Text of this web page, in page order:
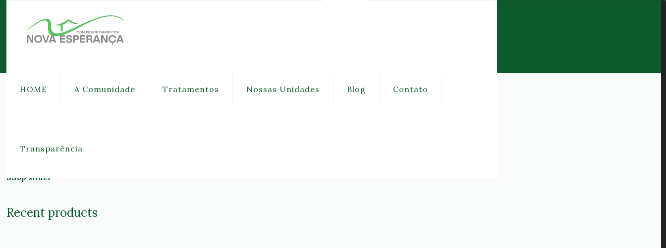
HOME A Comunidade Tratamentos Nossas Unidades Blog Contato
Transparência
Blog slider
Shop slider
Recent products